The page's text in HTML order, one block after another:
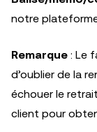
notre
Remarque : Le
d’oublier de la
échouer le
client pour